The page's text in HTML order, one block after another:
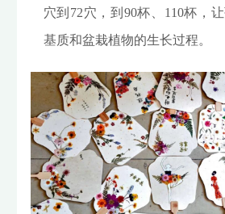
穴到72穴，到90杯、110杯，
基质和盆栽植物的生长过程。